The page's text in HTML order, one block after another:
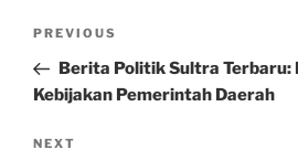
Previous
Post
PREVIOUS
Berita Politik Sultra Terbaru:
Kebijakan Pemerintah Daerah
Next
NEXT